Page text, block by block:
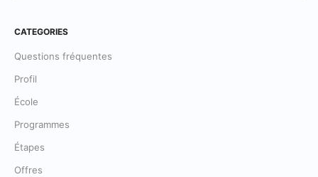
CATEGORIES
Questions fréquentes
Profil
École
Programmes
Étapes
Offres